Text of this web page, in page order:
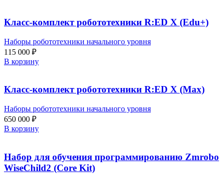
Класс-комплект робототехники R:ED X (Edu+)
Наборы робототехники начального уровня
115 000 ₽
В корзину
Класс-комплект робототехники R:ED X (Max)
Наборы робототехники начального уровня
650 000 ₽
В корзину
Набор для обучения программированию Zmrobo
WiseChild2 (Core Kit)